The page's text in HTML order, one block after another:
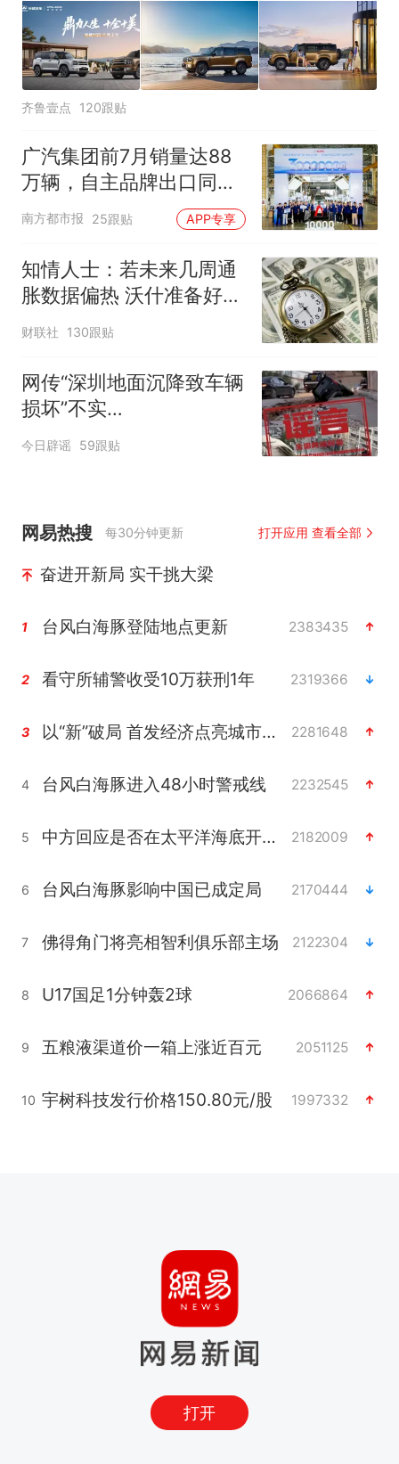
齐鲁壹点 120跟贴
广汽集团前7月销量达88
万辆，自主品牌出口同比
增130%
南方都市报 25跟贴 APP专享
知情人士：若未来几周通
胀数据偏热 沃什准备好加
息
财联社 130跟贴
网传“深圳地面沉降致车辆
损坏”不实
（2026·08·06）
今日辟谣 59跟贴
网易热搜 每30分钟更新 打开应用 查看全部
奋进开新局 实干挑大梁
1 台风白海豚登陆地点更新 2383435
2 看守所辅警收受10万获刑1年 2319366
3 以“新”破局 首发经济点亮城市消费活力 2281648
4 台风白海豚进入48小时警戒线 2232545
5 中方回应是否在太平洋海底开采稀土 2182009
6 台风白海豚影响中国已成定局 2170444
7 佛得角门将亮相智利俱乐部主场 2122304
8 U17国足1分钟轰2球 2066864
9 五粮液渠道价一箱上涨近百元 2051125
10 宇树科技发行价格150.80元/股 1997332
打开